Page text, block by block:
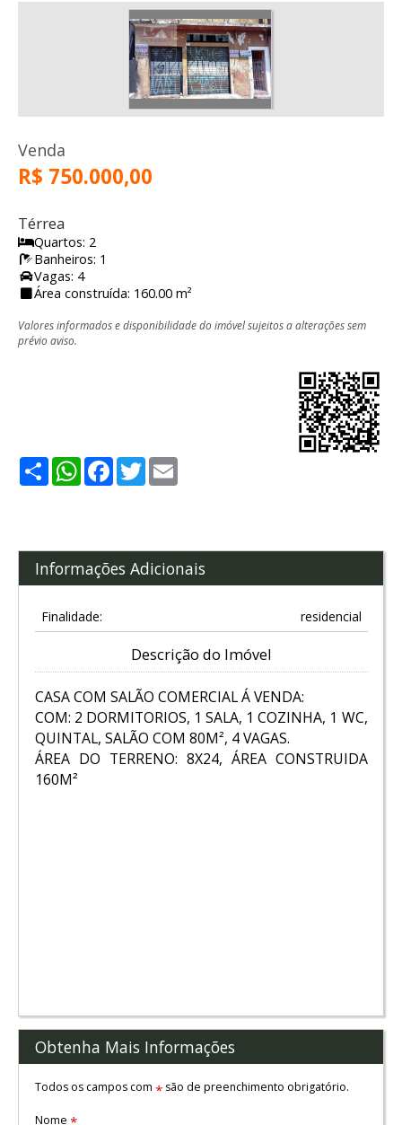
Venda
R$ 750.000,00
Térrea
Quartos: 2
Banheiros: 1
Vagas: 4
Área construída: 160.00 m²
Valores informados e disponibilidade do imóvel sujeitos a alterações sem
prévio aviso.
ShareWhatsApp
Facebook
Twitter
Informações Adicionais
Finalidade: residencial
Descrição do Imóvel
CASA COM SALÃO COMERCIAL Á VENDA:
COM: 2 DORMITORIOS, 1 SALA, 1 COZINHA, 1 WC,
QUINTAL, SALÃO COM 80M², 4 VAGAS.
ÁREA DO TERRENO: 8X24, ÁREA CONSTRUIDA
160M²
Obtenha Mais Informações
Todos os campos com *são de preenchimento obrigatório.
Nome